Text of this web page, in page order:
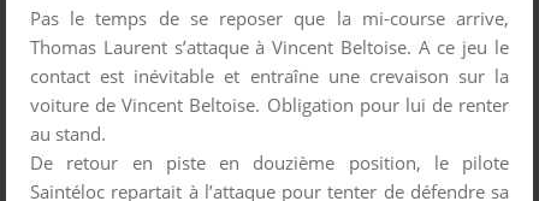
Pas le temps de se reposer que la mi-course arrive,
Thomas Laurent s’attaque à Vincent Beltoise. A ce jeu le
contact est inévitable et entraîne une crevaison sur la
voiture de Vincent Beltoise. Obligation pour lui de renter
au stand.
De retour en piste en douzième position, le pilote
Saintéloc repartait à l’attaque pour tenter de défendre sa